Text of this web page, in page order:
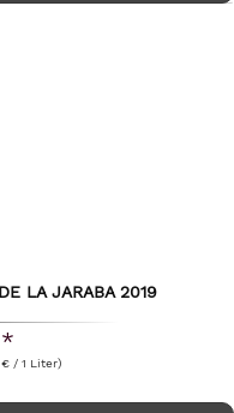
LA JARABA 2019
€ / 1 Liter)